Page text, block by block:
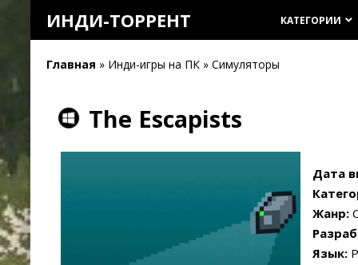
ИНДИ-ТОРРЕНТ КАТЕГОРИИ keyboard_arrow_down
Главная » Инди-игры на ПК » Симуляторы
The Escapists
Дата
Жанр:
Язык: